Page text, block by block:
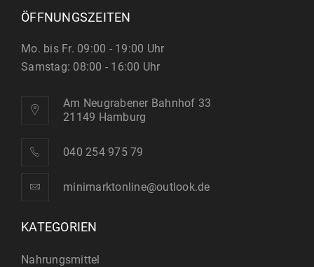
ÖFFNUNGSZEITEN
Mo. bis Fr. 09:00 - 19:00 Uhr
Samstag: 08:00 - 16:00 Uhr
Am Neugrabener Bahnhof 33
21149 Hamburg
040 254 975 79
minimarktonline@outlook.de
KATEGORIEN
Nahrungsmittel